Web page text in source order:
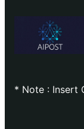
* Note : Insert